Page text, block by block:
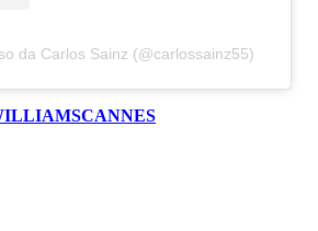
da Carlos Sainz (@carlossainz55)
CANNES